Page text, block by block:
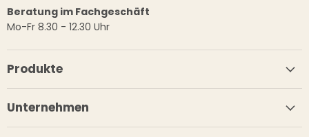
Beratung im Fachgeschäft
Mo-Fr 8.30 - 12.30 Uhr
Produkte
Unternehmen